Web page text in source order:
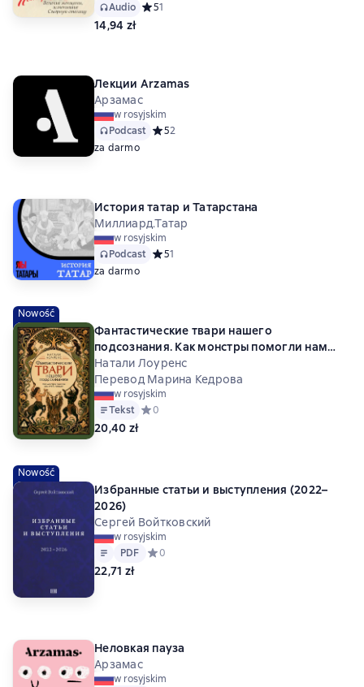
Audio Средний рейтинг 5 на основе 1 оценок
51
14,94 zł
Лекции Arzamas
Арзамас
w rosyjskim
Podcast Средний рейтинг 5 на основе 2 оценок
52
za darmo
История татар и Татарстана
Миллиард.Татар
w rosyjskim
Podcast Средний рейтинг 5 на основе 1 оценок
51
za darmo
Nowość
Фантастические твари нашего
подсознания. Как монстры помогли нам
стать людьми
Натали Лоуренс
Перевод Марина Кедрова
w rosyjskim
Tekst Средний рейтинг 0 на основе 0 оценок
0
20,40 zł
Nowość
Избранные статьи и выступления (2022–
2026)
Сергей Войтковский
w rosyjskim
Tekst
PDF
PDF Средний рейтинг 0 на основе 0 оценок
0
22,71 zł
Неловкая пауза
Арзамас
w rosyjskim